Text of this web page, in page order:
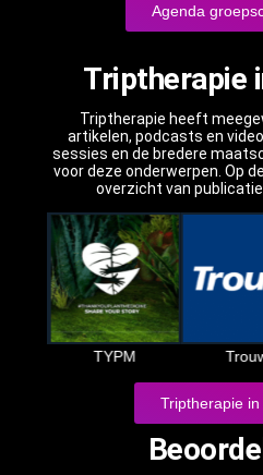
Agenda
Triptherapie
Triptherapie heeft
artikelen, podcasts en
sessies en de bredere
voor deze onderwerpen. Op
overzicht van
TYPM
Triptherapie